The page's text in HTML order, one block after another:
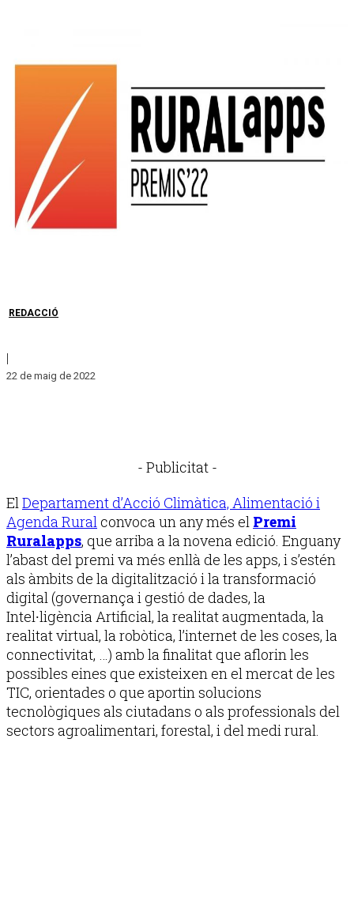
REDACCIÓ
|
22 de maig de 2022
- Publicitat -
El Departament d’Acció Climàtica, Alimentació i
Agenda Rural convoca un any més el Premi
Ruralapps, que arriba a la novena edició. Enguany
l’abast del premi va més enllà de les apps, i s’estén
als àmbits de la digitalització i la transformació
digital (governança i gestió de dades, la
Intel∙ligència Artificial, la realitat augmentada, la
realitat virtual, la robòtica, l’internet de les coses, la
connectivitat, …) amb la finalitat que aflorin les
possibles eines que existeixen en el mercat de les
TIC, orientades o que aportin solucions
tecnològiques als ciutadans o als professionals del
sectors agroalimentari, forestal, i del medi rural.